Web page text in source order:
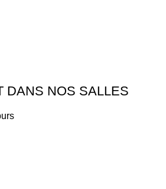
DANS NOS SALLES